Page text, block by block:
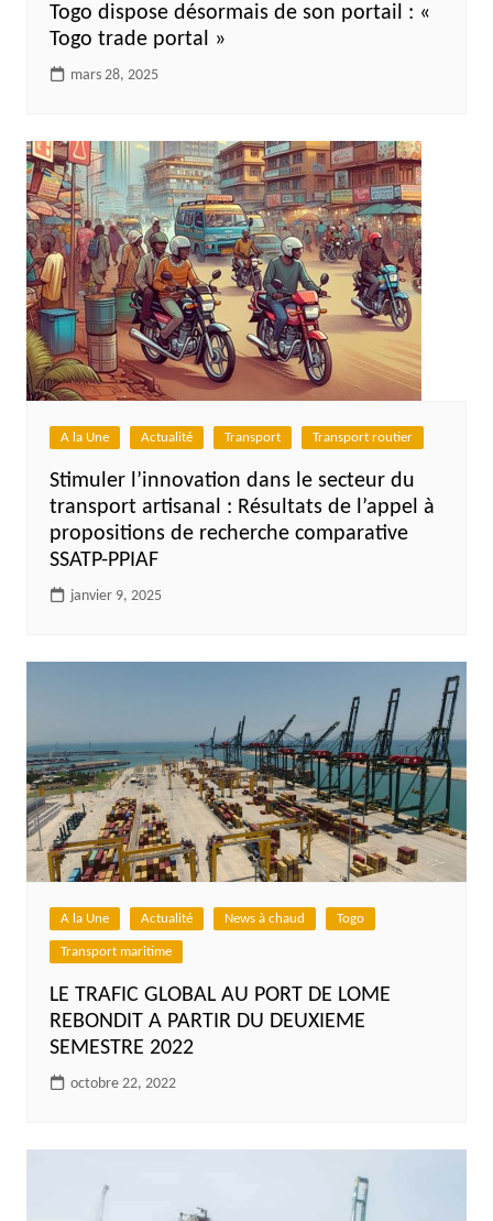
Togo dispose désormais de son portail : «
Togo trade portal »
mars 28, 2025
A la Une Actualité Transport Transport routier
Stimuler l’innovation dans le secteur du
transport artisanal : Résultats de l’appel à
propositions de recherche comparative
SSATP-PPIAF
janvier 9, 2025
A la Une Actualité News à chaud Togo
Transport maritime
LE TRAFIC GLOBAL AU PORT DE LOME
REBONDIT A PARTIR DU DEUXIEME
SEMESTRE 2022
octobre 22, 2022